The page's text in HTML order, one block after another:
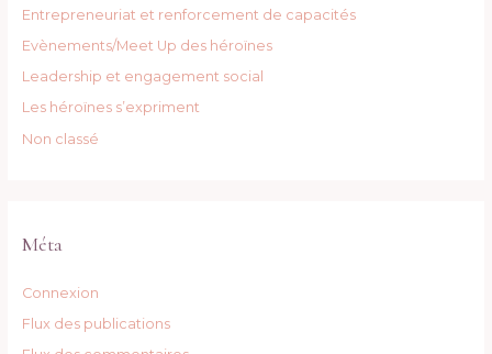
Entrepreneuriat et renforcement de capacités
Evènements/Meet Up des héroïnes
Leadership et engagement social
Les héroïnes s’expriment
Non classé
Méta
Connexion
Flux des publications